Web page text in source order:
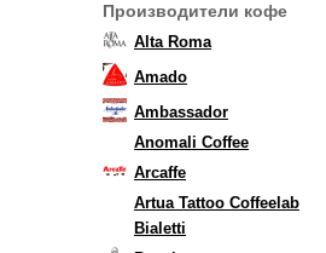
Производители кофе
Alta Roma
Amado
Ambassador
Anomali Coffee
Arcaffe
Artua Tattoo Coffeelab
Bialetti